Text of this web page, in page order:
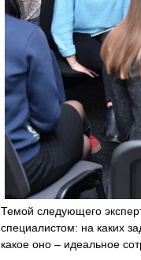
Темой следующего
специалистом: на каких
какое оно – идеальное